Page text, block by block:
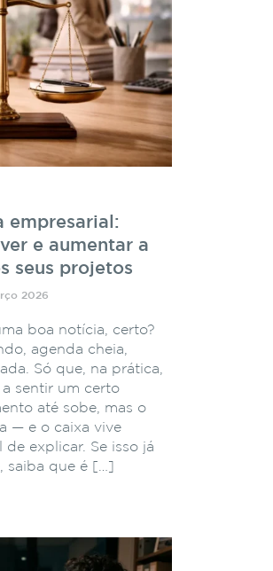
empresarial:
e aumentar a
seus projetos
2026
boa notícia, certo?
agenda cheia,
Só que, na prática,
sentir um certo
até sobe, mas o
— e o caixa vive
explicar. Se isso já
saiba que é […]